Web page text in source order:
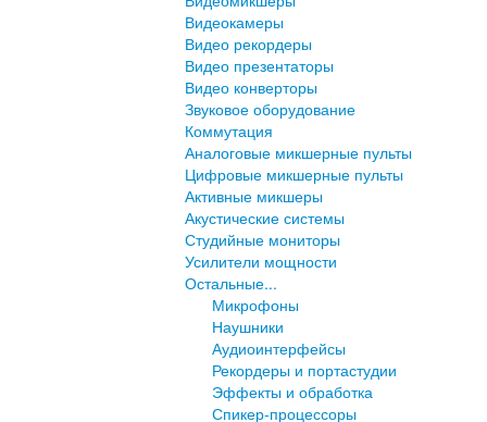
Видеокамеры
Видео рекордеры
Видео презентаторы
Видео конверторы
Звуковое оборудование
Коммутация
Аналоговые микшерные пульты
Цифровые микшерные пульты
Активные микшеры
Акустические системы
Студийные мониторы
Усилители мощности
Остальные...
Микрофоны
Наушники
Аудиоинтерфейсы
Рекордеры и портастудии
Эффекты и обработка
Спикер-процессоры